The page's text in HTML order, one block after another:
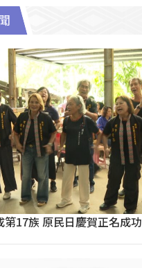
第17族 原民日慶賀正名成功